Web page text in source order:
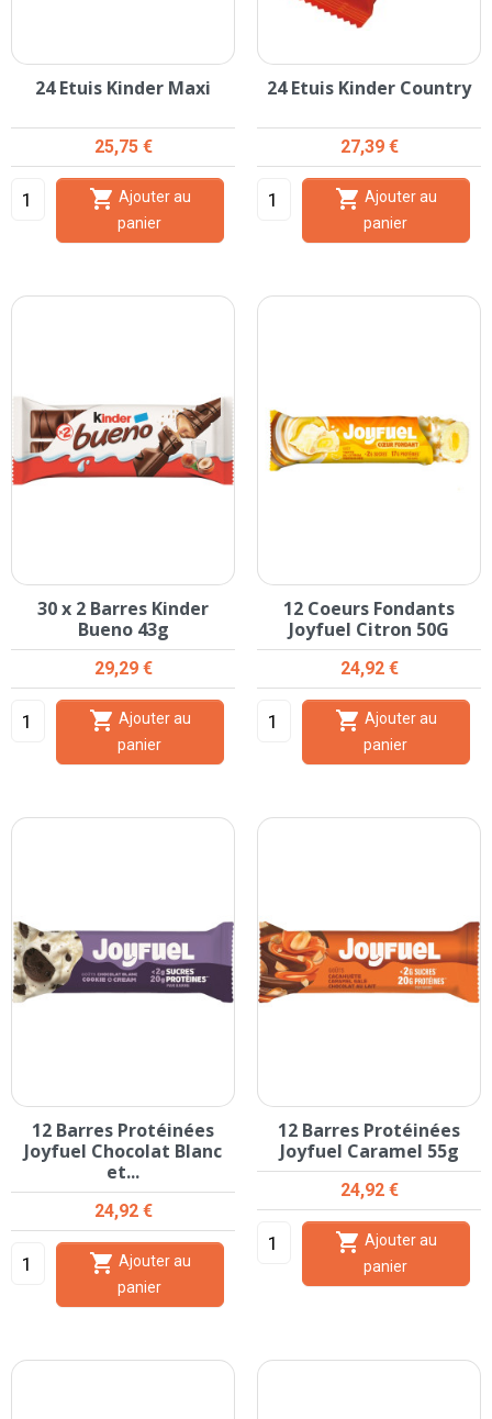
24 Etuis Kinder Maxi
Prix
25,75 €

panier
24 Etuis Kinder Country
Prix
27,39 €

panier
30 x 2 Barres Kinder
Bueno 43g
Prix
29,29 €

panier
12 Coeurs Fondants
Joyfuel Citron 50G
Prix
24,92 €

panier
12 Barres Protéinées
Joyfuel Chocolat Blanc
et...
Prix
24,92 €

panier
12 Barres Protéinées
Joyfuel Caramel 55g
Prix
24,92 €

panier